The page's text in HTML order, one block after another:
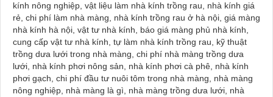
kính nông nghiệp, vật liệu làm nhà kính trồng rau, nhà kính giá
rẻ, chi phí làm nhà màng, nhà kính trồng rau ở hà nội, giá màng
nhà kính hà nội, vật tư nhà kính, báo giá màng phủ nhà kính,
cung cấp vật tư nhà kính, tự làm nhà kính trồng rau, kỹ thuật
trồng dưa lưới trong nhà màng, chi phí nhà màng trồng dưa
lưới, nhà kính phơi nông sản, nhà kính phơi cà phê, nhà kính
phơi gạch, chi phí đầu tư nuôi tôm trong nhà màng, nhà màng
nông nghiệp, nhà màng là gì, nhà màng trồng dưa lưới, nhà